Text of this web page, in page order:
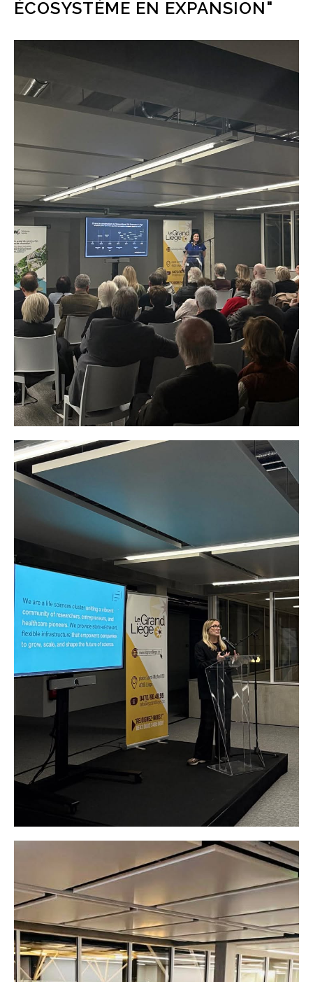
ÉCOSYSTÈME EN EXPANSION"